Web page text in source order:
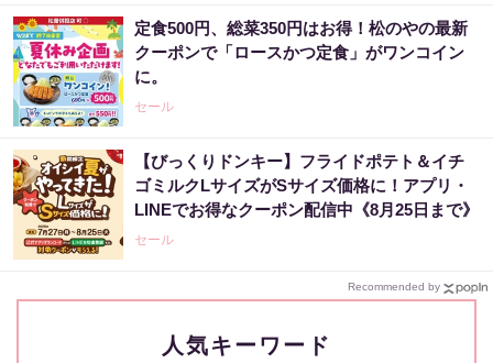
定食500円、総菜350円はお得！松のやの最新
クーポンで「ロースかつ定食」がワンコイン
に。
セール
【びっくりドンキー】フライドポテト＆イチ
ゴミルクLサイズがSサイズ価格に！アプリ・
LINEでお得なクーポン配信中《8月25日まで》
セール
Recommended by
人気キーワード